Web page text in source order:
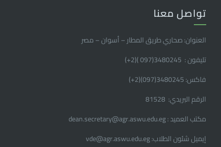
تواصل معنا
العنوان: صحاري طريق المطار – أسوان – مصر
تليفون : 3480245(097 )(2
+
)
فاكس: 3480245(097)(2
+
)
الرقم البريدي: 81528
مكتب العميد : dean.secretary@agr.aswu.edu.eg
إيميل شئون الطلاب: vde@agr.aswu.edu.eg